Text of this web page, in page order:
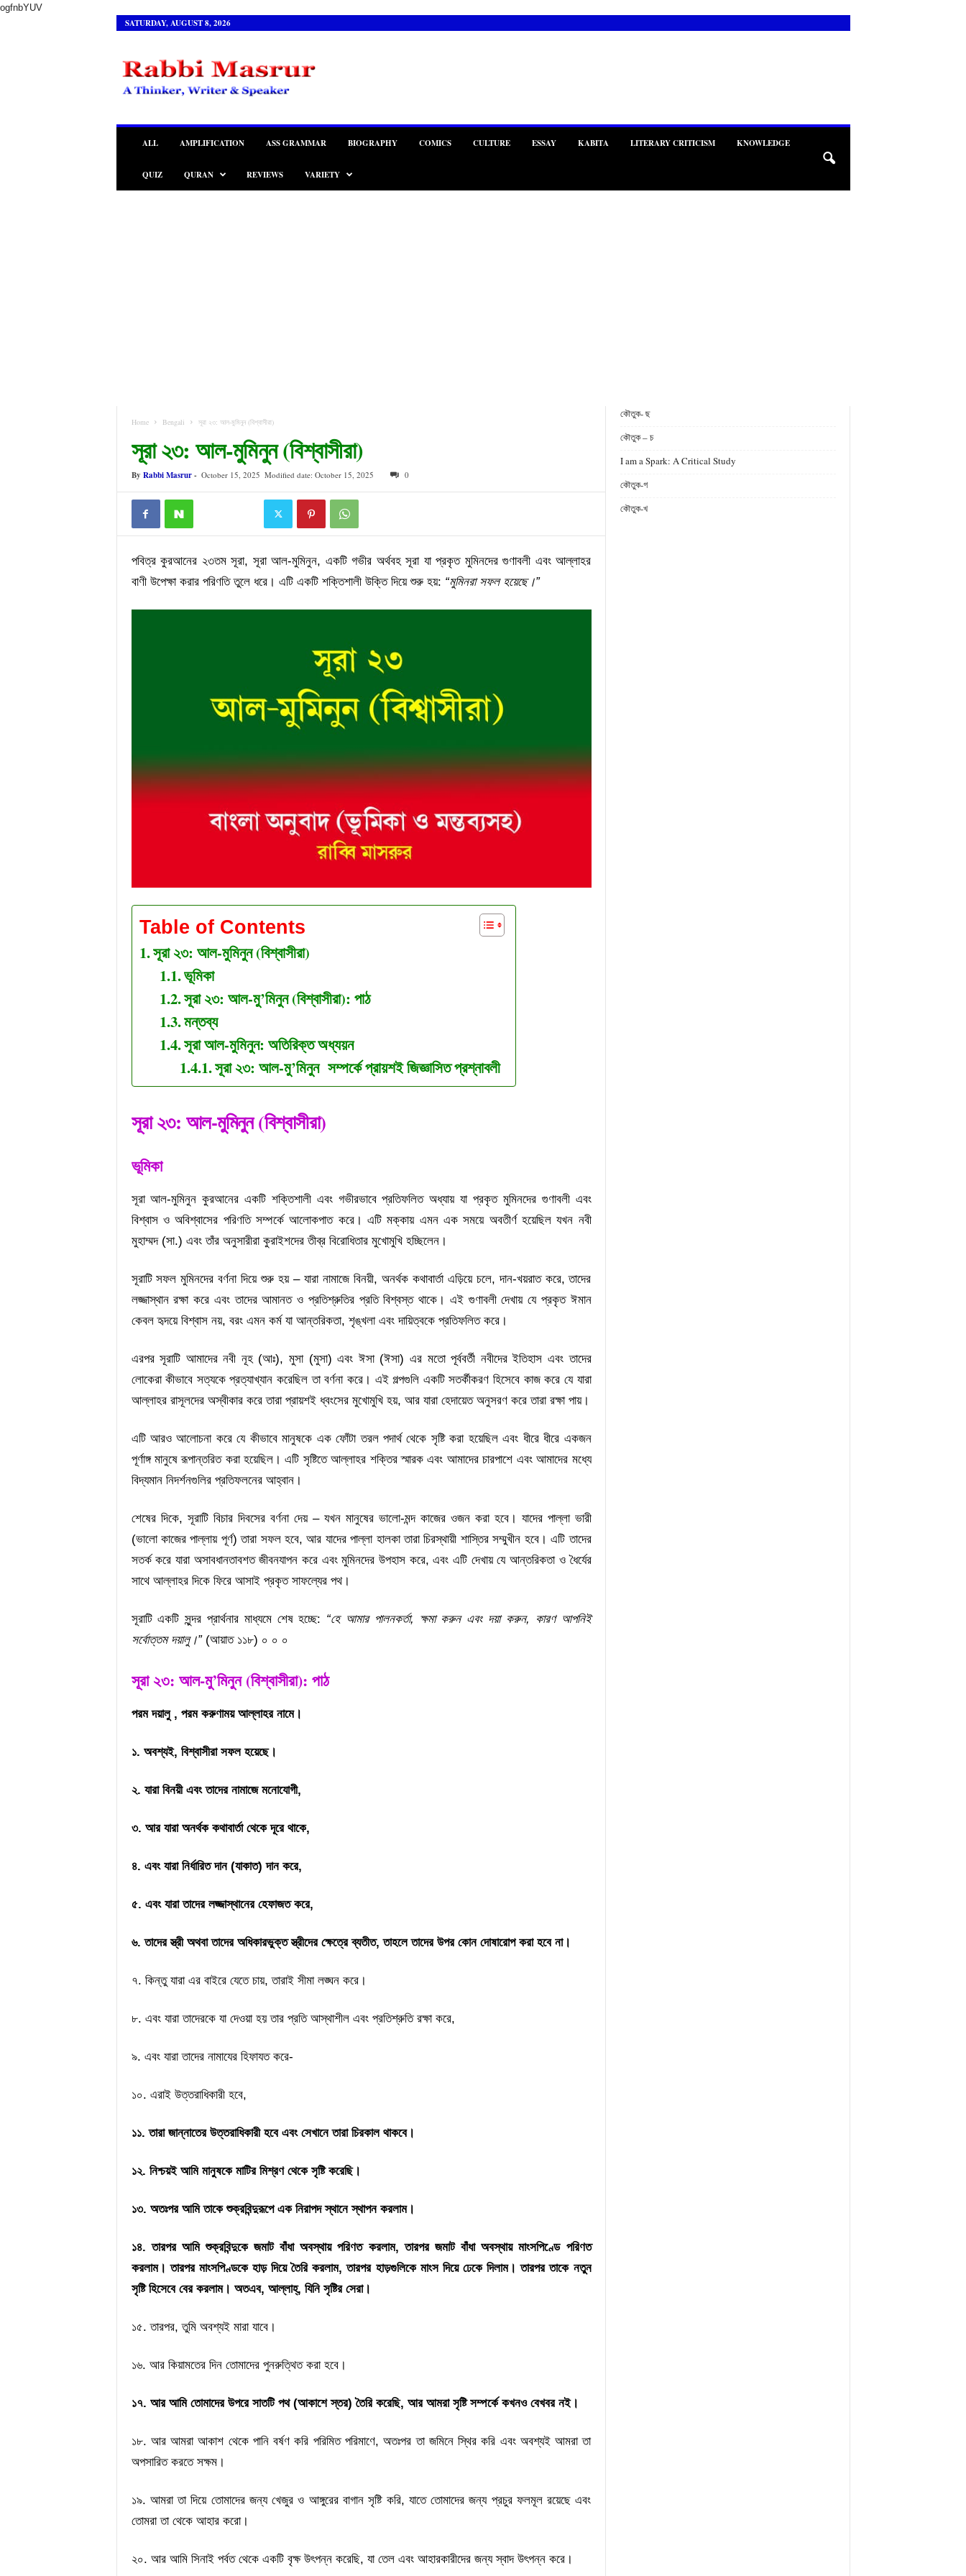
ogfnbYUV
SATURDAY, AUGUST 8, 2026
a
b
b
ALL AMPLIFICATION ASS GRAMMAR BIOGRAPHY COMICS CULTURE ESSAY KABITA LITERARY CRITICISM KNOWLEDGE
QUIZ QURAN REVIEWS VARIETY
Home Bengali সূরা ২৩: আল-মুমিনুন (বিশ্বাসীরা)
সূরা ২৩: আল-মুমিনুন (বিশ্বাসীরা)
By Rabbi Masrur- October 15, 2025 Modified date: October 15, 2025 0
পবিত্র কুরআনের ২৩তম সূরা, সূরা আল-মুমিনুন, একটি গভীর অর্থবহ সূরা যা প্রকৃত মুমিনদের গুণাবলী এবং আল্লাহর
বাণী উপেক্ষা করার পরিণতি তুলে ধরে। এটি একটি শক্তিশালী উক্তি দিয়ে শুরু হয়: “মুমিনরা সফল হয়েছে।”
Table of Contents
সূরা ২৩: আল-মুমিনুন (বিশ্বাসীরা)
ভূমিকা
সূরা ২৩: আল-মু’মিনুন (বিশ্বাসীরা): পাঠ
মন্তব্য
সূরা আল-মুমিনুন: অতিরিক্ত অধ্যয়ন
সূরা ২৩: আল-মু’মিনুন সম্পর্কে প্রায়শই জিজ্ঞাসিত প্রশ্নাবলী
সূরা২৩: আল-মুমিনুন (বিশ্বাসীরা)
ভূমিকা
সূরা আল-মুমিনুন কুরআনের একটি শক্তিশালী এবং গভীরভাবে প্রতিফলিত অধ্যায় যা প্রকৃত মুমিনদের গুণাবলী এবং
বিশ্বাস ও অবিশ্বাসের পরিণতি সম্পর্কে আলোকপাত করে। এটি মক্কায় এমন এক সময়ে অবতীর্ণ হয়েছিল যখন নবী
মুহাম্মদ (সা.) এবং তাঁর অনুসারীরা কুরাইশদের তীব্র বিরোধিতার মুখোমুখি হচ্ছিলেন।
সূরাটি সফল মুমিনদের বর্ণনা দিয়ে শুরু হয় – যারা নামাজে বিনয়ী, অনর্থক কথাবার্তা এড়িয়ে চলে, দান-খয়রাত করে, তাদের
লজ্জাস্থান রক্ষা করে এবং তাদের আমানত ও প্রতিশ্রুতির প্রতি বিশ্বস্ত থাকে। এই গুণাবলী দেখায় যে প্রকৃত ঈমান
কেবল হৃদয়ে বিশ্বাস নয়, বরং এমন কর্ম যা আন্তরিকতা, শৃঙ্খলা এবং দায়িত্বকে প্রতিফলিত করে।
এরপর সূরাটি আমাদের নবী নূহ (আঃ), মুসা (মুসা) এবং ঈসা (ঈসা) এর মতো পূর্ববর্তী নবীদের ইতিহাস এবং তাদের
লোকেরা কীভাবে সত্যকে প্রত্যাখ্যান করেছিল তা বর্ণনা করে। এই গল্পগুলি একটি সতর্কীকরণ হিসেবে কাজ করে যে যারা
আল্লাহর রাসূলদের অস্বীকার করে তারা প্রায়শই ধ্বংসের মুখোমুখি হয়, আর যারা হেদায়েত অনুসরণ করে তারা রক্ষা পায়।
এটি আরও আলোচনা করে যে কীভাবে মানুষকে এক ফোঁটা তরল পদার্থ থেকে সৃষ্টি করা হয়েছিল এবং ধীরে ধীরে একজন
পূর্ণাঙ্গ মানুষে রূপান্তরিত করা হয়েছিল। এটি সৃষ্টিতে আল্লাহর শক্তির স্মারক এবং আমাদের চারপাশে এবং আমাদের মধ্যে
বিদ্যমান নিদর্শনগুলির প্রতিফলনের আহ্বান।
শেষের দিকে, সূরাটি বিচার দিবসের বর্ণনা দেয় – যখন মানুষের ভালো-মন্দ কাজের ওজন করা হবে। যাদের পাল্লা ভারী
(ভালো কাজের পাল্লায় পূর্ণ) তারা সফল হবে, আর যাদের পাল্লা হালকা তারা চিরস্থায়ী শাস্তির সম্মুখীন হবে। এটি তাদের
সতর্ক করে যারা অসাবধানতাবশত জীবনযাপন করে এবং মুমিনদের উপহাস করে, এবং এটি দেখায় যে আন্তরিকতা ও ধৈর্যের
সাথে আল্লাহর দিকে ফিরে আসাই প্রকৃত সাফল্যের পথ।
সূরাটি একটি সুন্দর প্রার্থনার মাধ্যমে শেষ হচ্ছে: “হে আমার পালনকর্তা, ক্ষমা করুন এবং দয়া করুন, কারণ আপনিই
সর্বোত্তম দয়ালু।”(আয়াত ১১৮) ০ ০ ০
সূরা ২৩: আল-মু’মিনুন (বিশ্বাসীরা): পাঠ
পরম দয়ালু , পরম করুণাময় আল্লাহর নামে।
১. অবশ্যই, বিশ্বাসীরা সফল হয়েছে।
২. যারা বিনয়ী এবং তাদের নামাজে মনোযোগী,
৩. আর যারা অনর্থক কথাবার্তা থেকে দূরে থাকে,
৪. এবং যারা নির্ধারিত দান (যাকাত) দান করে,
৫. এবং যারা তাদের লজ্জাস্থানের হেফাজত করে,
৬. তাদের স্ত্রী অথবা তাদের অধিকারভুক্ত স্ত্রীদের ক্ষেত্রে ব্যতীত, তাহলে তাদের উপর কোন দোষারোপ করা হবে না।
৭. কিন্তু যারা এর বাইরে যেতে চায়, তারাই সীমা লঙ্ঘন করে।
৮. এবং যারা তাদেরকে যা দেওয়া হয় তার প্রতি আস্থাশীল এবং প্রতিশ্রুতি রক্ষা করে,
৯. এবং যারা তাদের নামাযের হিফাযত করে-
১০. এরাই উত্তরাধিকারী হবে,
১১. তারা জান্নাতের উত্তরাধিকারী হবে এবং সেখানে তারা চিরকাল থাকবে।
১২. নিশ্চয়ই আমি মানুষকে মাটির মিশ্রণ থেকে সৃষ্টি করেছি।
১৩. অতঃপর আমি তাকে শুক্রবিন্দুরূপে এক নিরাপদ স্থানে স্থাপন করলাম।
১৪. তারপর আমি শুক্রবিন্দুকে জমাট বাঁধা অবস্থায় পরিণত করলাম, তারপর জমাট বাঁধা অবস্থায় মাংসপিণ্ডে পরিণত
করলাম। তারপর মাংসপিণ্ডকে হাড় দিয়ে তৈরি করলাম, তারপর হাড়গুলিকে মাংস দিয়ে ঢেকে দিলাম। তারপর তাকে নতুন
সৃষ্টি হিসেবে বের করলাম। অতএব, আল্লাহ্‌, যিনি সৃষ্টির সেরা।
১৫. তারপর, তুমি অবশ্যই মারা যাবে।
১৬. আর কিয়ামতের দিন তোমাদের পুনরুত্থিত করা হবে।
১৭. আর আমি তোমাদের উপরে সাতটি পথ (আকাশে স্তর) তৈরি করেছি, আর আমরা সৃষ্টি সম্পর্কে কখনও বেখবর নই।
১৮. আর আমরা আকাশ থেকে পানি বর্ষণ করি পরিমিত পরিমাণে, অতঃপর তা জমিনে স্থির করি এবং অবশ্যই আমরা তা
অপসারিত করতে সক্ষম।
১৯. আমরা তা দিয়ে তোমাদের জন্য খেজুর ও আঙ্গুরের বাগান সৃষ্টি করি, যাতে তোমাদের জন্য প্রচুর ফলমূল রয়েছে এবং
তোমরা তা থেকে আহার করো।
২০. আর আমি সিনাই পর্বত থেকে একটি বৃক্ষ উৎপন্ন করেছি, যা তেল এবং আহারকারীদের জন্য স্বাদ উৎপন্ন করে।
কৌতুক- ছ
কৌতুক – চ
I am a Spark: A Critical Study
কৌতুক-গ
কৌতুক-খ